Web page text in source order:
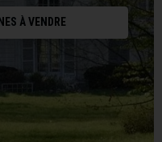
À VENDRE